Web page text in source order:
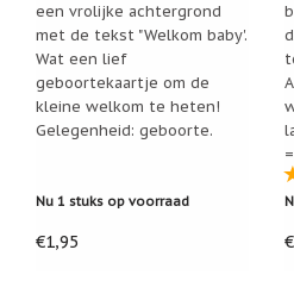
een vrolijke achtergrond
met de tekst "Welkom baby'.
Wat een lief
geboortekaartje om de
kleine welkom te heten!
Gelegenheid: geboorte.
Nu 1 stuks op voorraad
€1,95